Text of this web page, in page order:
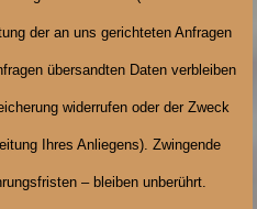
der an uns gerichteten Anfragen
übersandten Daten verbleiben
widerrufen oder der Zweck
Ihres Anliegens). Zwingende
– bleiben unberührt.